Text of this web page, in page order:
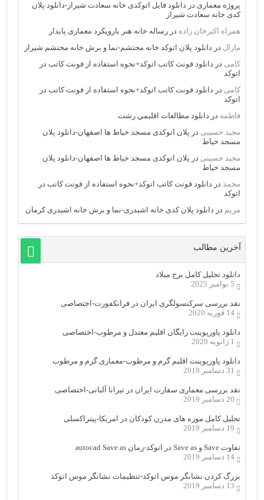
پروژه معماری در دانلود فایل اتوکدی خانه سعادت شیراز-دانلود پلان
کدی خانه سعادت شیراز
همراه اکبرخان زاده دررساله خانه هنر بارویکرد معماری پایدار
مارال در دانلود پلان اتوکد خانه محتشم-نما و برش خانه محتشم شیراز
کامی در دانلود فونت کاتب اتوکد+نحوه استفاده از فونت کاتب در
اتوکد
کامی در دانلود فونت کاتب اتوکد+نحوه استفاده از فونت کاتب در
اتوکد
فاطمه در دانلود مطالعات اقليمي رشت
مجید حسینی در پلان اتوکدی مسجد خیاط ها اصفهان-دانلود پلان
مسجد خیاط
مجید حسینی در پلان اتوکدی مسجد خیاط ها اصفهان-دانلود پلان
مسجد خیاط
محمد در دانلود فونت کاتب اتوکد+نحوه استفاده از فونت کاتب در
اتوکد
مریم در دانلود پلان کدی خانه اشیدری-نما و برش خانه اشیدری کرمان
آخرین مطالب
دانلود تحلیل کامل برج میلاد
5 نوامبر 2025
نقد بررسی سرکنسولگری ایران در فرانکفورت-اختصاصی
14 فوریه 2020
دانلود پاورپوینت رایگان اقلیم معتدل و مرطوب-اختصاصی
1 ژانویه 2020
دانلود پاورپوینت اقلیم گرم و مرطوب-معماری گرم و مرطوب
31 دسامبر 2019
نقد بررسی معماری سفارت ایران در تیرانا آلبانی-اختصاصی
20 دسامبر 2019
تحلیل کامل موزه های مدرن کودکان در امریکا-پیتراکسلی
19 دسامبر 2019
تفاوت Save و Save as در اتوکد-زمان autocad Save as
14 دسامبر 2019
بزرگ کردن نشانگر موس اتوکد-تنظیمات نشانگر موس اتوکد
13 دسامبر 2019